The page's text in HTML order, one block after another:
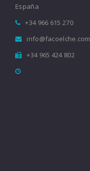
España
+34 966 615 270
info@facoelche.com
+34 965 424 802